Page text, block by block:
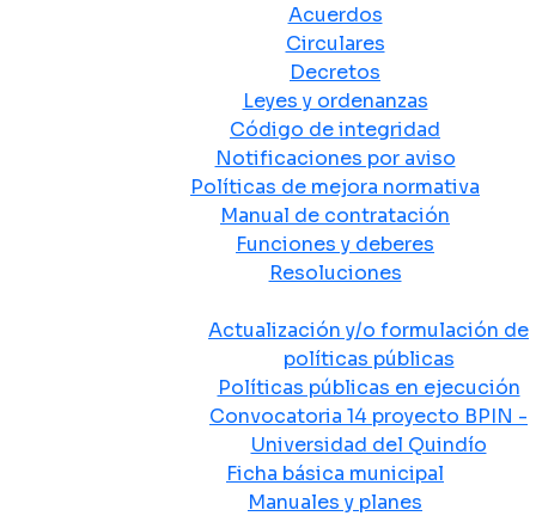
Acuerdos
Circulares
Decretos
Leyes y ordenanzas
Código de integridad
Notificaciones por aviso
Políticas de mejora normativa
Manual de contratación
Funciones y deberes
Resoluciones
Actualización y/o formulación de
políticas públicas
Políticas públicas en ejecución
Convocatoria 14 proyecto BPIN -
Universidad del Quindío
Ficha básica municipal
Manuales y planes